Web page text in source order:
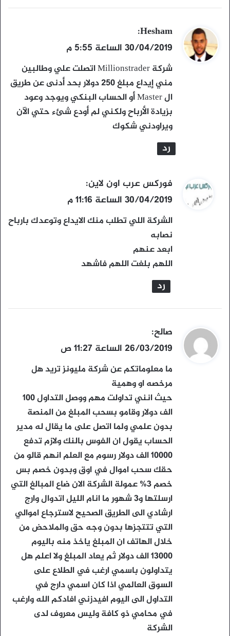
ي
ق
و
ل
Hesham
:
30/04/2019 الساعة 5:55 م
شركة Millionstrader اتصلت علي وطالبين
مني إيداع مبلغ 250 دولار بحد أدنى عن طريق
ال Master أو الحساب البنكي ويوجد وعود
بزيادة الأرباح ولكني لم أودع شئء حتي الآن
ويراودني شكوك
رد
ي
ق
و
ل
فوركس عرب اون لاين:
30/04/2019 الساعة 11:16 م
الشركة اللي تطلب منك الايداع وتوعدك بارباح
نصابه
ابعد عنهم
اللهم بلغت اللهم فاشهد
رد
ي
ق
و
ل
صالح:
26/03/2019 الساعة 11:27 ص
ما معلوماتكم عن شركة مليونز تريد هل
مرخصه او وهمية
حيث انني تداولت مهم ووصل التداول 100
الف دولار وقامو بسحب المبلغ من المنصة
بدون علمي ولما اتصل على ما يقال له مدير
الحساب يقول ان الفوس بالنك ولازم تدفع
10000 الف دولار رسوم مع العلم انهم قالو من
حقك سحب اموال في اوق وبدون خصم بس
خصم 3% عمولة الشركة الان ضاع المبالغ التي
ارسلتها و3 شهور ما انام الليل اتدوال وارج
ارشادي الى الطريق الصحيح لاسترجاع اموالي
التي تتتجزها بدون وجه حق والملاحض من
خلال الهاتف ان المبلغ ياخذ منه باليوم
13000 الف دولار ثم يعاد المبلغ ولا اعلم هل
يتداولون باسمي ارغب في الطلاع على
السوق العالمي اذا كان اسمي دارج في
التداول الى اليوم افيدزني افادكم الله وارغب
في محامي ذو كافة وليس معروف لدى
الشركة